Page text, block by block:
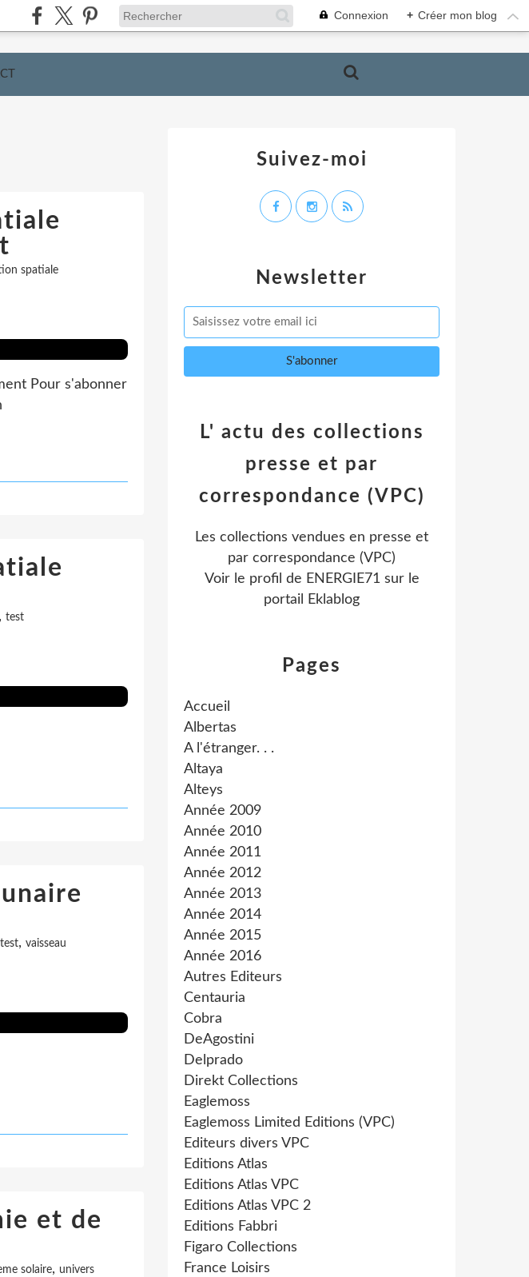
Connexion + Créer mon blog
spatiale
Pour s'abonner
, test
test, vaisseau
et de
solaire, univers
Newsletter
Pages
Accueil
Albertas
A l'étranger. . .
Altaya
Alteys
Année 2009
Année 2010
Année 2011
Année 2012
Année 2013
Année 2014
Année 2015
Année 2016
Autres Editeurs
Centauria
Cobra
DeAgostini
Delprado
Direkt Collections
Eaglemoss
Eaglemoss Limited Editions (VPC)
Editeurs divers VPC
Editions Atlas
Editions Atlas VPC
Editions Atlas VPC 2
Editions Fabbri
Figaro Collections
France Loisirs
L' actu des collections
presse et par
correspondance (VPC)
Les collections vendues en presse et
par correspondance (VPC)
Voir le profil de ENERGIE71sur le
portail Eklablog
Suivez-moi